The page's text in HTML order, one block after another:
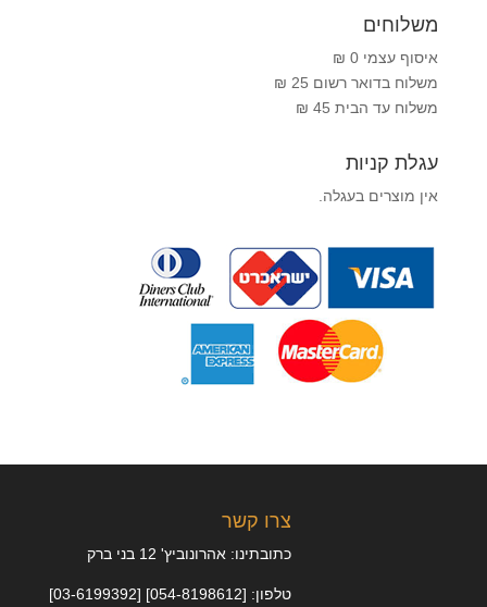
משלוחים
איסוף עצמי 0 ₪
משלוח בדואר רשום 25 ₪
משלוח עד הבית 45 ₪
עגלת קניות
אין מוצרים בעגלה.
צרו קשר
כתובתינו: אהרונוביץ' 12 בני ברק
טלפון: [054-8198612] [03-6199392]